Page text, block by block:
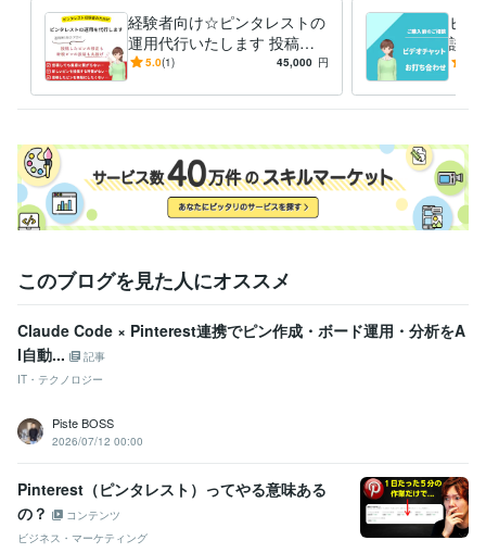
受賞歴
楽天ブログアフィリエイトの教材を執筆 楽天ブログアフィリエイト
のセミナー講師として登壇 ピンタレストのオンラインセミナー講師
として登壇 ピンタレストのオンラインセミナー講師として登壇 記事
のテンプレを執筆 記事のサンプルを執筆 ピンタレストの集客方法執
資格・検定
ワープロ検定2級 取得年 : 1991年
情報処理技術者（第二種情報処理技術者） 取得年 : 1991年
日商簿記検定2級 取得年 : 1990年
ビジネス・クリエイティブツール
WordPress:10年ペライチ:1年Excel:20年Google サイト:10年
Google スプレッドシート:5年Google スライド:5年
Google ドキュメント:5年
経験者向け☆ピンタレストの
運用代行いたします 投稿し
たピンの修正＆新規ピンの投
げ
5.0(1) 45,000 円
ビデ
談で
章の
このブログを見た人にオススメ
Claude Code × Pinterest連携でピン作成・ボード運用・分析をA
I自動...
記事
IT・テクノロジー
Piste BOSS
2026/07/12 00:00
Pinterest（ピンタレスト）ってやる意味ある
の？
コンテンツ
ビジネス・マーケティング